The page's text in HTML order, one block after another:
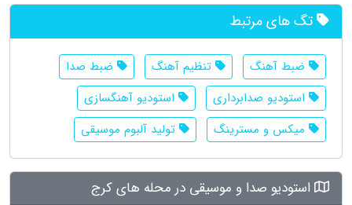
تگ های مرتبط
ضبط آهنگ تنظیم آهنگ
ضبط صدا
استودیو صدابرداری
استودیو آهنگسازی
میکس و مسترینگ
تولید آلبوم موسیقی
استودیو صدا و موسیقی در محله های کرج